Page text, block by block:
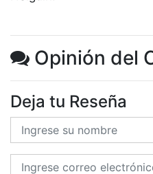
Opinión del
Deja tu Reseña